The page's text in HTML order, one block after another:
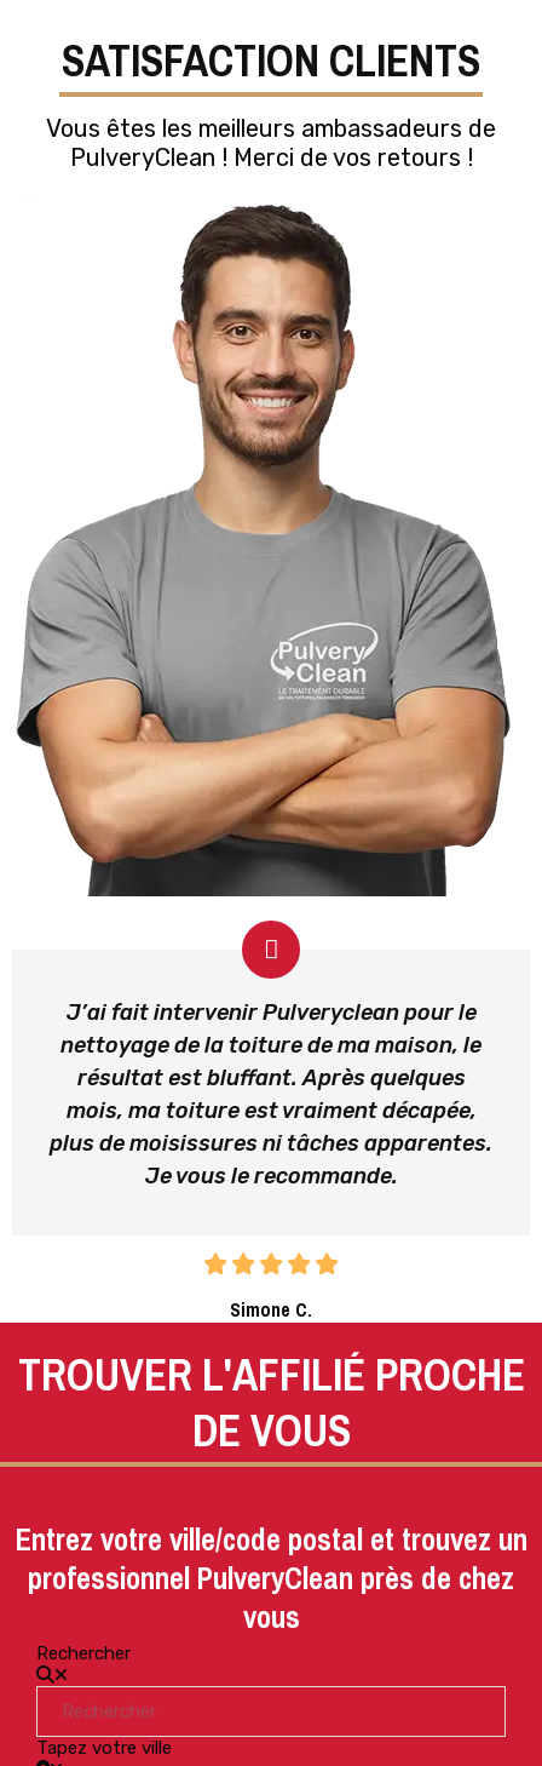
SATISFACTION CLIENTS
Vous êtes les meilleurs ambassadeurs de
PulveryClean ! Merci de vos retours !
J’ai fait intervenir Pulveryclean pour le
nettoyage de la toiture de ma maison, le
résultat est bluffant. Après quelques
mois, ma toiture est vraiment décapée,
plus de moisissures ni tâches apparentes.
Je vous le recommande.
Simone C.
TROUVER L'AFFILIÉ PROCHE
DE VOUS
Entrez votre ville/code postal et trouvez un
professionnel PulveryClean près de chez
vous
Rechercher
Tapez votre ville